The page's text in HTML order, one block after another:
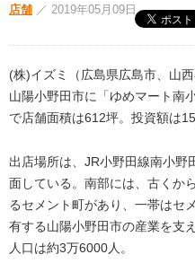
店舗 ／ 2019年05月09日
(株)イズミ（広島県広島市、山
山陽小野田市に「ゆめマート南
で店舗面積は612坪。投資額は15
出店場所は、JR小野田線南小野
面している。南部には、古くか
るセメント町があり、一帯はセ
有する山陽小野田市の産業を支
人口は約3万6000人。